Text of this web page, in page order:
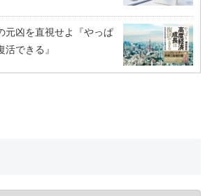
元凶を直視せよ『やっぱ
活できる』